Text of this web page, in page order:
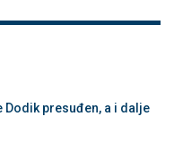
Dodik presuđen, a i dalje